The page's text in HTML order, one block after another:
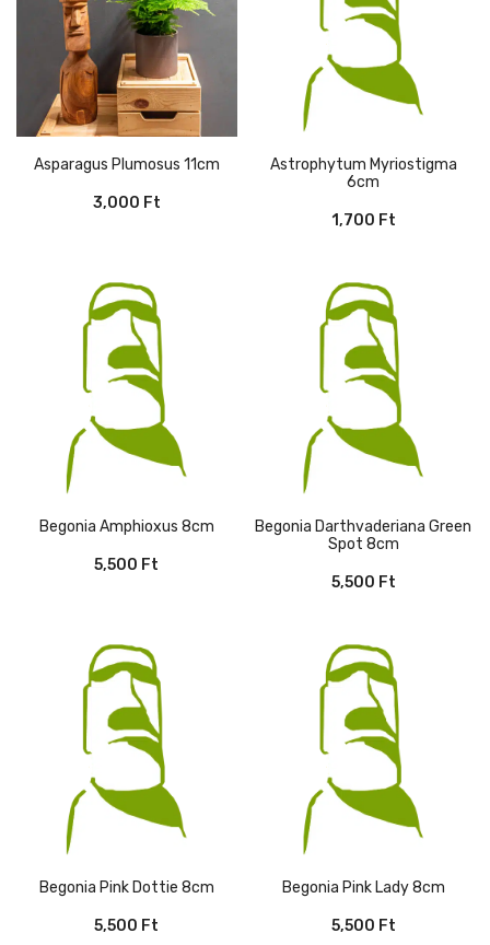
Asparagus Plumosus 11cm
3,000 Ft
Astrophytum Myriostigma
6cm
1,700 Ft
Begonia Amphioxus 8cm
5,500 Ft
Begonia Darthvaderiana Green
Spot 8cm
5,500 Ft
Begonia Pink Dottie 8cm
5,500 Ft
Begonia Pink Lady 8cm
5,500 Ft